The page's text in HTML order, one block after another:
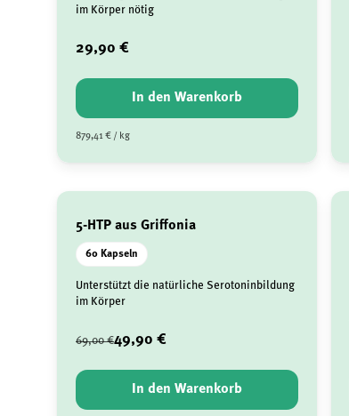
im Körper nötig
29,90 €
In den Warenkorb
879,41 € / kg
5-HTP aus Griffonia
60 Kapseln
Unterstützt die natürliche Serotoninbildung
im Körper
69,00 €49,90 €
In den Warenkorb